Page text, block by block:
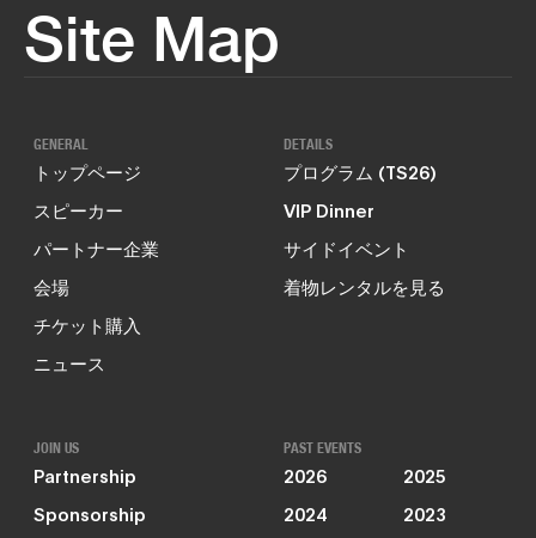
Site Map
GENERAL
トップページ
スピーカー
パートナー企業
会場
チケット購入
ニュース
DETAILS
プログラム (TS26)
VIP Dinner
サイドイベント
着物レンタルを見る
JOIN US
Partnership
Sponsorship
PAST EVENTS
2026
2025
2024
2023